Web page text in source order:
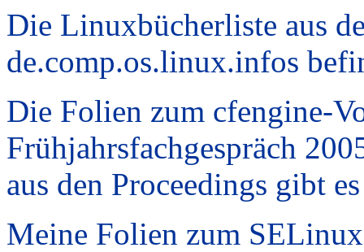
Die Linuxbücherliste aus
de.comp.os.linux.infos
Die Folien zum cfengine-
Frühjahrsfachgespräch
aus den Proceedings gibt
Meine Folien zum